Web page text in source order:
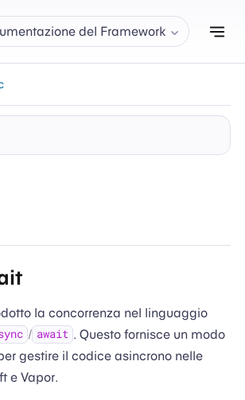
del Framework
la concorrenza nel linguaggio
/ await . Questo fornisce un modo
gestire il codice asincrono nelle
e Vapor.